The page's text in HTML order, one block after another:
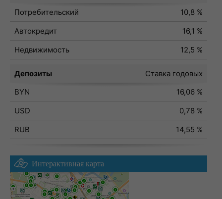
Потребительский
10,8 %
Автокредит
16,1 %
Недвижимость
12,5 %
Депозиты
Ставка годовых
BYN
16,06 %
USD
0,78 %
RUB
14,55 %
Интерактивная карта